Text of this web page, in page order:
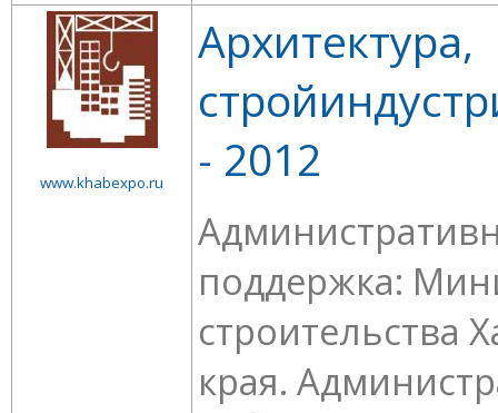
www.khabexpo.ru
Архитектура,
- 2012
поддержка:
строительства
края.